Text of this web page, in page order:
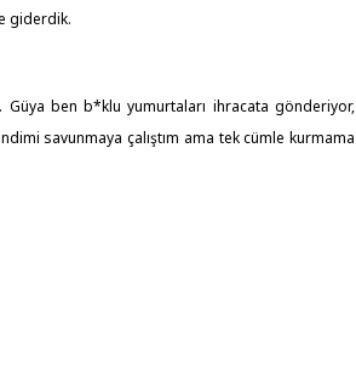
giderdik.
ben b*klu yumurtaları ihracata gönderiyor,
savunmaya çalıştım ama tek cümle kurmama